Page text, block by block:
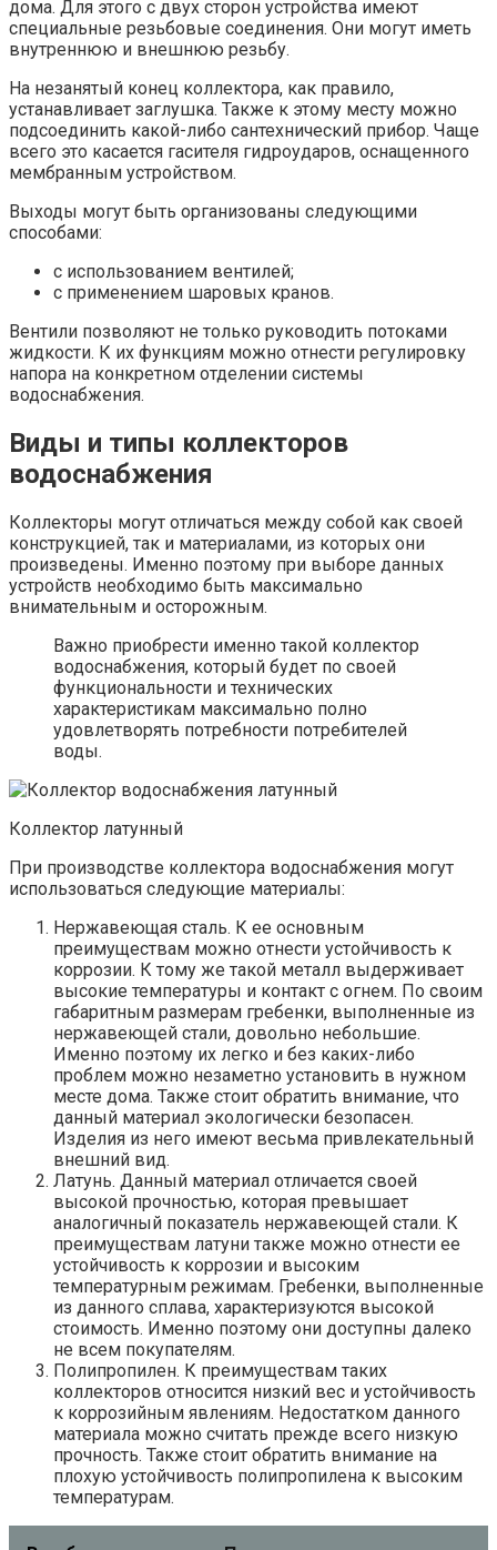
дома. Для этого с двух сторон устройства имеют
специальные резьбовые соединения. Они могут иметь
внутреннюю и внешнюю резьбу.
На незанятый конец коллектора, как правило,
устанавливает заглушка. Также к этому месту можно
подсоединить какой-либо сантехнический прибор. Чаще
всего это касается гасителя гидроударов, оснащенного
мембранным устройством.
Выходы могут быть организованы следующими
способами:
с использованием вентилей;
с применением шаровых кранов.
Вентили позволяют не только руководить потоками
жидкости. К их функциям можно отнести регулировку
напора на конкретном отделении системы
водоснабжения.
Виды и типы коллекторов
водоснабжения
Коллекторы могут отличаться между собой как своей
конструкцией, так и материалами, из которых они
произведены. Именно поэтому при выборе данных
устройств необходимо быть максимально
внимательным и осторожным.
Важно приобрести именно такой коллектор
водоснабжения, который будет по своей
функциональности и технических
характеристикам максимально полно
удовлетворять потребности потребителей
воды.
Коллектор латунный
При производстве коллектора водоснабжения могут
использоваться следующие материалы:
Нержавеющая сталь. К ее основным
преимуществам можно отнести устойчивость к
коррозии. К тому же такой металл выдерживает
высокие температуры и контакт с огнем. По своим
габаритным размерам гребенки, выполненные из
нержавеющей стали, довольно небольшие.
Именно поэтому их легко и без каких-либо
проблем можно незаметно установить в нужном
месте дома. Также стоит обратить внимание, что
данный материал экологически безопасен.
Изделия из него имеют весьма привлекательный
внешний вид.
Латунь. Данный материал отличается своей
высокой прочностью, которая превышает
аналогичный показатель нержавеющей стали. К
преимуществам латуни также можно отнести ее
устойчивость к коррозии и высоким
температурным режимам. Гребенки, выполненные
из данного сплава, характеризуются высокой
стоимость. Именно поэтому они доступны далеко
не всем покупателям.
Полипропилен. К преимуществам таких
коллекторов относится низкий вес и устойчивость
к коррозийным явлениям. Недостатком данного
материала можно считать прежде всего низкую
прочность. Также стоит обратить внимание на
плохую устойчивость полипропилена к высоким
температурам.